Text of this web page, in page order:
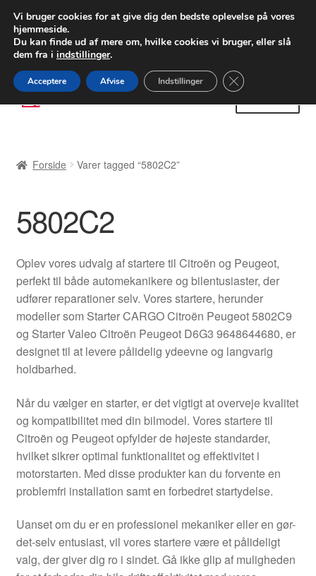
LEVERING fra 55 kr.
FEDEX verdensomspændende forsendelse
80 82 72 02
Spring
til
Spring
til
Betalinger
Kasse
Klageprocedure
Kontakte
Kurv
Levering
Min Konto
Om os
Vilkår og betingelser
Forside Varer tagged “5802C2”
5802C2
Oplev vores udvalg af startere til Citroën og Peugeot,
perfekt til både automekanikere og bilentusiaster, der
udfører reparationer selv. Vores startere, herunder
modeller som Starter CARGO Citroën Peugeot 5802C9
og Starter Valeo Citroën Peugeot D6G3 9648644680, er
designet til at levere pålidelig ydeevne og langvarig
holdbarhed.
Når du vælger en starter, er det vigtigt at overveje kvalitet
og kompatibilitet med din bilmodel. Vores startere til
Citroën og Peugeot opfylder de højeste standarder,
hvilket sikrer optimal funktionalitet og effektivitet i
motorstarten. Med disse produkter kan du forvente en
problemfri installation samt en forbedret startydelse.
Uanset om du er en professionel mekaniker eller en gør-
det-selv entusiast, vil vores startere være et pålideligt
valg, der giver dig ro i sindet. Gå ikke glip af muligheden
Vi bruger cookies for at give dig den bedste oplevelse på vores
hjemmeside.
Du kan finde ud af mere om, hvilke cookies vi bruger, eller slå
dem fra i indstillinger.
Acceptere Afvise Indstillinger Close GDPR